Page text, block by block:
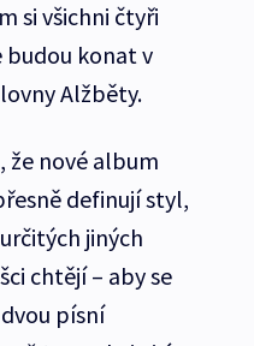
si všichni čtyři
konat v
Alžběty.
že nové album
definují styl,
jiných
chtějí – aby se
písní